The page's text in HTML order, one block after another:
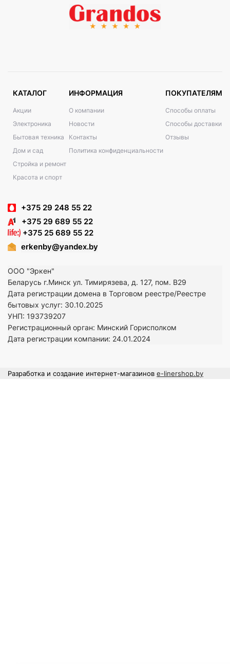
КАТАЛОГ
Акции
Электроника
Бытовая техника
Дом и сад
Стройка и ремонт
Красота и спорт
ИНФОРМАЦИЯ
О компании
Новости
Контакты
Политика конфиденциальности
ПОКУПАТЕЛЯМ
Способы оплаты
Способы доставки
Отзывы
+375 29 248 55 22
+375 29 689 55 22
+375 25 689 55 22
erkenby@yandex.by
ООО "Эркен"
Беларусь г.Минск ул. Тимирязева, д. 127, пом. В29
Дата регистрации домена в Торговом реестре/Реестре
бытовых услуг: 30.10.2025
УНП: 193739207
Регистрационный орган: Минский Горисполком
Дата регистрации компании: 24.01.2024
Разработка и создание интернет-магазинов e-linershop.by